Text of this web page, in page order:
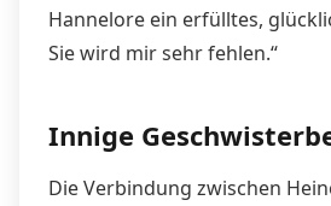
Hannelore ein erfülltes,
Sie wird mir sehr fehlen.“
Innige
Die Verbindung zwischen